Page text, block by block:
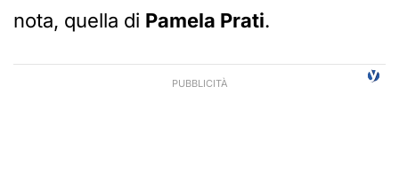
nota, quella di Pamela Prati.